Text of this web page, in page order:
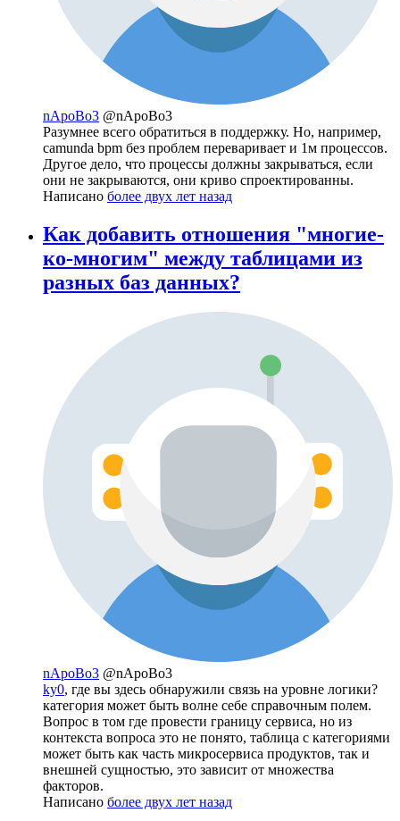
nApoBo3 @nApoBo3
Разумнее всего обратиться в поддержку. Но, например,
camunda bpm без проблем переваривает и 1м процессов.
Другое дело, что процессы должны закрываться, если
они не закрываются, они криво спроектированны.
Написано более двух лет назад
Как добавить отношения "многие-
ко-многим" между таблицами из
разных баз данных?
nApoBo3 @nApoBo3
ky0, где вы здесь обнаружили связь на уровне логики?
категория может быть волне себе справочным полем.
Вопрос в том где провести границу сервиса, но из
контекста вопроса это не понято, таблица с категориями
может быть как часть микросервиса продуктов, так и
внешней сущностью, это зависит от множества
факторов.
Написано более двух лет назад